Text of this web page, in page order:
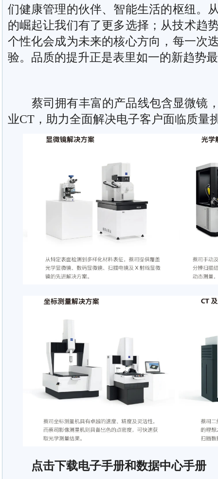
们健康管理的伙伴、智能生活的枢纽。
的崛起让我们有了更多选择；从技术趋
个性化会成为未来的核心方向，每一次
验。品质的提升正是表里如一的新趋势
蔡司拥有丰富的产品线包含显微镜
业CT，助力全面解决电子客户面临质量
点击下载电子手册和数据中心手册